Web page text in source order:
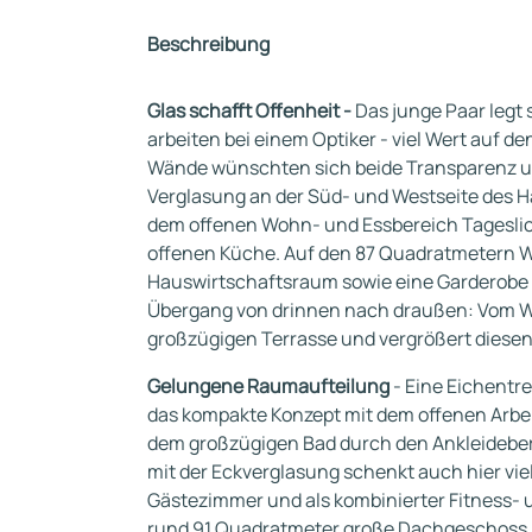
Beschreibung
Glas schafft Offenheit -Das junge Paar
arbeiten bei einem Optiker - viel Wert auf
Wände wünschten sich beide
Verglasung an der Süd- und Westseite des
dem offenen Wohn- und Essbereich
offenen Küche. Auf den 87 Quadratmetern
Hauswirtschaftsraum sowie eine
Übergang von drinnen nach draußen: Vom
großzügigen Terrasse und vergrößert
Gelungene Raumaufteilung- Eine
das kompakte Konzept mit dem offenen
dem großzügigen Bad durch den
mit der Eckverglasung schenkt auch hier
Gästezimmer und als kombinierter